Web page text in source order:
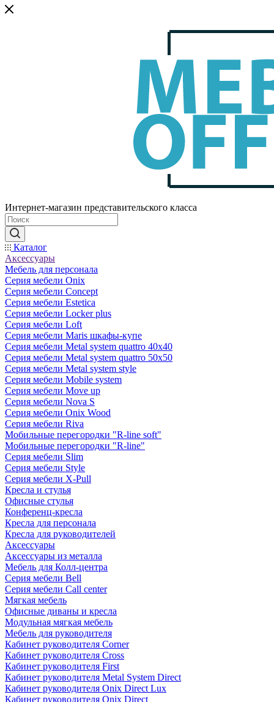
Интернет-магазин представительского класса
Каталог
Аксессуары
Мебель для персонала
Серия мебели Onix
Серия мебели Concept
Серия мебели Estetica
Серия мебели Locker plus
Серия мебели Loft
Серия мебели Maris шкафы-купе
Серия мебели Metal system quattro 40x40
Серия мебели Metal system quattro 50x50
Серия мебели Metal system style
Серия мебели Mobile system
Серия мебели Move up
Серия мебели Nova S
Серия мебели Onix Wood
Серия мебели Riva
Мобильные перегородки "R-line soft"
Мобильные перегородки "R-line"
Серия мебели Slim
Серия мебели Style
Серия мебели X-Pull
Кресла и стулья
Офисные стулья
Конференц-кресла
Кресла для персонала
Кресла для руководителей
Аксессуары
Аксессуары из металла
Мебель для Колл-центра
Серия мебели Bell
Серия мебели Call center
Мягкая мебель
Офисные диваны и кресла
Модульная мягкая мебель
Мебель для руководителя
Кабинет руководителя Corner
Кабинет руководителя Cross
Кабинет руководителя First
Кабинет руководителя Metal System Direct
Кабинет руководителя Onix Direct Lux
Кабинет руководителя Onix Direct